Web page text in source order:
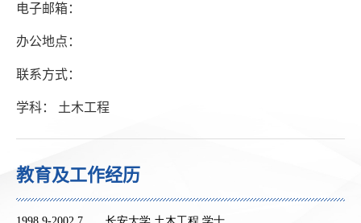
电子邮箱：
办公地点：
联系方式：
学科： 土木工程
教育及工作经历